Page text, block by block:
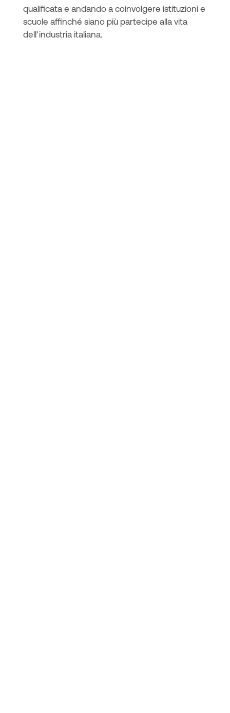
qualificata e andando a coinvolgere istituzioni e
scuole affinché siano più partecipe alla vita
dell’industria italiana.